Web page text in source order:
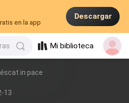
en la app
Descargar
Mi biblioteca
in pace
13